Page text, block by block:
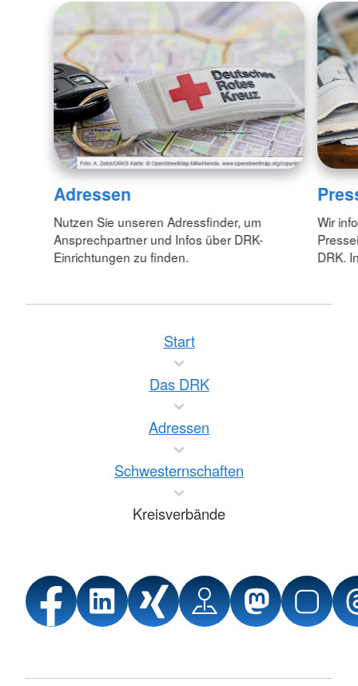
Adressen
Nutzen Sie unseren Adressfinder, um
Ansprechpartner und Infos über DRK-
Einrichtungen zu finden.
Wir
DRK.
Start
Das DRK
Adressen
Schwesternschaften
Kreisverbände